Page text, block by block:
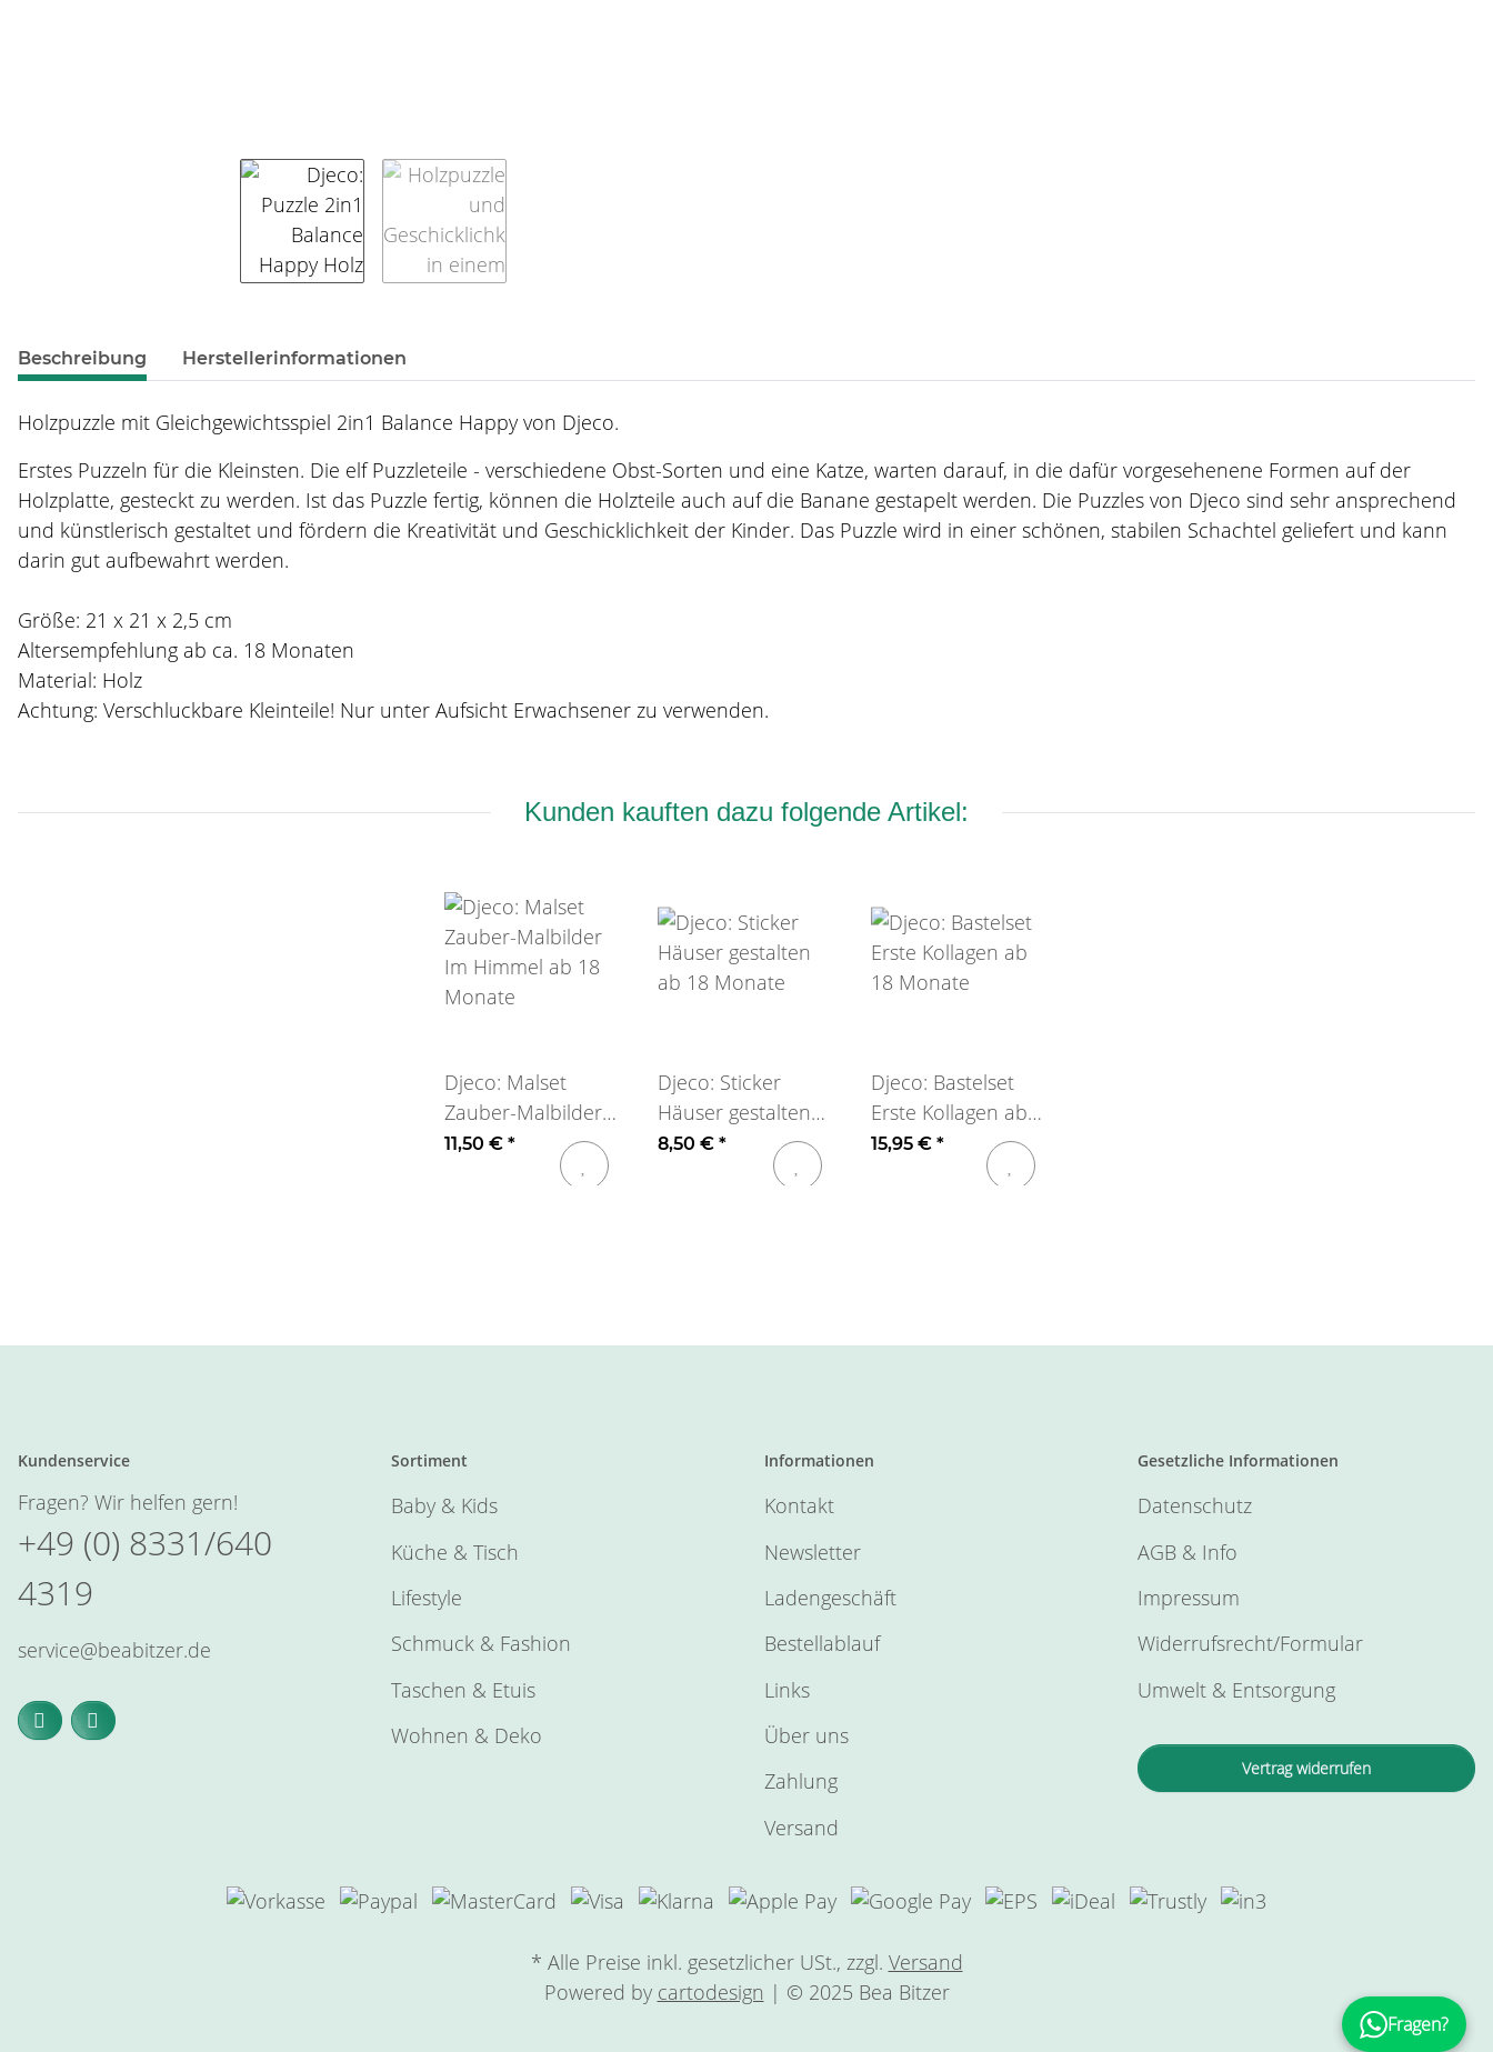
weitere Registerkarten anzeigen
Beschreibung Herstellerinformationen
Holzpuzzle mit Gleichgewichtsspiel 2in1 Balance Happy von Djeco.
Erstes Puzzeln für die Kleinsten. Die elf Puzzleteile - verschiedene Obst-Sorten und eine Katze, warten darauf, in die dafür vorgesehenene Formen auf der
Holzplatte, gesteckt zu werden. Ist das Puzzle fertig, können die Holzteile auch auf die Banane gestapelt werden. Die Puzzles von Djeco sind sehr ansprechend
und künstlerisch gestaltet und fördern die Kreativität und Geschicklichkeit der Kinder. Das Puzzle wird in einer schönen, stabilen Schachtel geliefert und kann
darin gut aufbewahrt werden.
Größe: 21 x 21 x 2,5 cm
Altersempfehlung ab ca. 18 Monaten
Material: Holz
Achtung: Verschluckbare Kleinteile! Nur unter Aufsicht Erwachsener zu verwenden.
Kunden kauften dazu folgende Artikel:
Djeco: Malset
Zauber-Malbilder
Im Himmel ab 18
11,50 € *
Djeco: Sticker
Häuser gestalten
ab 18 Monate
8,50 € *
Djeco: Bastelset
Erste Kollagen ab
18 Monate
15,95 € *
Kundenservice
Fragen? Wir helfen gern!
+49 (0) 8331/640
4319
service@beabitzer.de
Sortiment
Baby & Kids
Küche & Tisch
Lifestyle
Schmuck & Fashion
Taschen & Etuis
Wohnen & Deko
Informationen
Kontakt
Newsletter
Ladengeschäft
Bestellablauf
Links
Über uns
Zahlung
Versand
Gesetzliche Informationen
Datenschutz
AGB & Info
Impressum
Widerrufsrecht/Formular
Umwelt & Entsorgung
Vertrag widerrufen
* Alle Preise inkl. gesetzlicher USt., zzgl. Versand
Powered by cartodesign | © 2025 Bea Bitzer
Fragen?